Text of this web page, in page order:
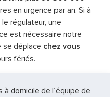
en urgence par an. Si à
régulateur, une
est nécessaire notre
se déplace chez vous
fériés.
à domicile de l’équipe de